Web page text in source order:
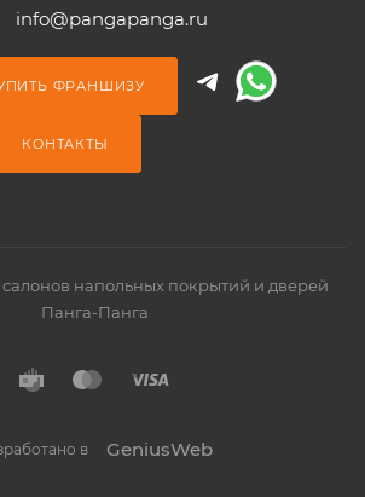
info@pangapanga.ru
ФРАНШИЗУ
КОНТАКТЫ
салонов напольных покрытий и дверей
Панга-Панга
в GeniusWeb